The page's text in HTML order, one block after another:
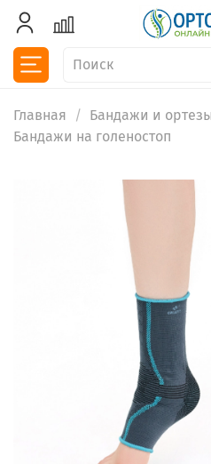
Главная
Бандажи и
Бандажи на голеностоп